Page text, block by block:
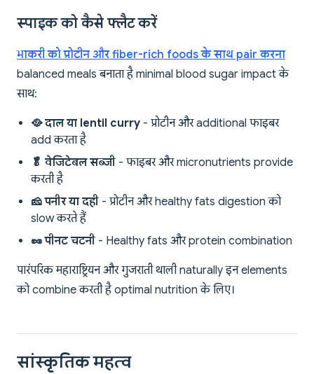
स्पाइक को कैसे फ्लैट करें
भाकरी को प्रोटीन और fiber-rich foods के साथ pair करना
balanced meals बनाता है minimal blood sugar impact के
साथ:
🥘 दाल या lentil curry - प्रोटीन और additional फाइबर
add करता है
🥬 वेजिटेबल सब्जी - फाइबर और micronutrients provide
करती है
🧀 पनीर या दही - प्रोटीन और healthy fats digestion को
slow करते हैं
🥜 पीनट चटनी - Healthy fats और protein combination
पारंपरिक महाराष्ट्रियन और गुजराती थाली naturally इन elements
को combine करती है optimal nutrition के लिए।
सांस्कृतिक महत्व